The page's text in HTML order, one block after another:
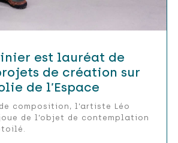
est lauréat de
de création sur
de l’Espace
composition, l’artiste Léo
de l’objet de contemplation